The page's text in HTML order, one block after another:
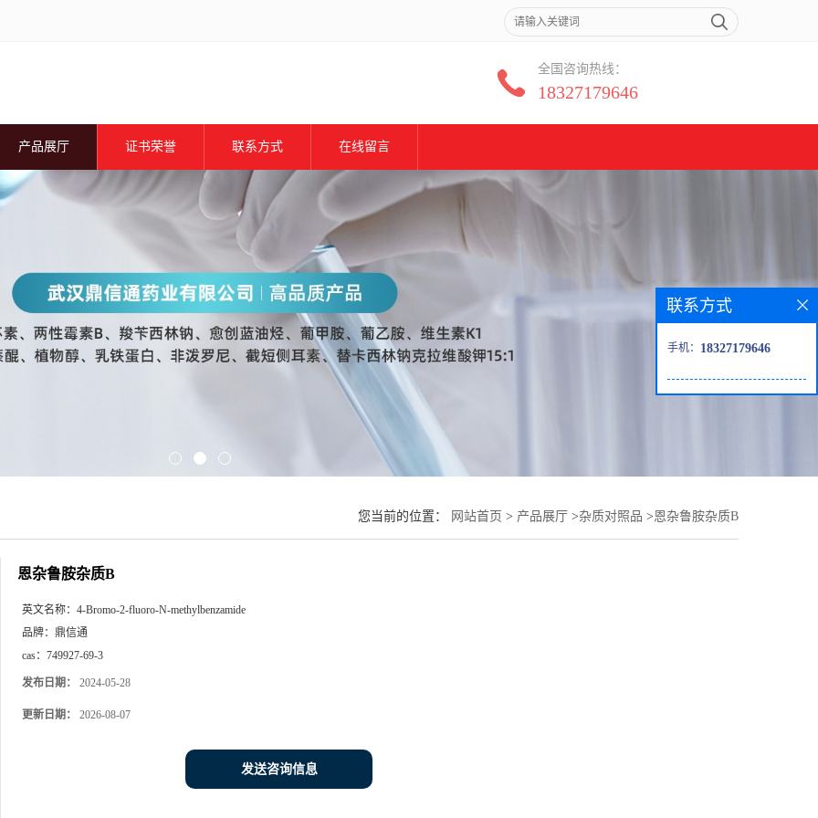
全国咨询热线：
18327179646
产品展厅 证书荣誉 联系方式 在线留言
您当前的位置： 网站首页 > 产品展厅 >杂质对照品 >恩杂鲁胺杂质B
恩杂鲁胺杂质B
英文名称： 4-Bromo-2-fluoro-N-methylbenzamide
品牌： 鼎信通
cas： 749927-69-3
发布日期： 2024-05-28
更新日期： 2026-08-07
发送咨询信息
联系方式
手机： 18327179646